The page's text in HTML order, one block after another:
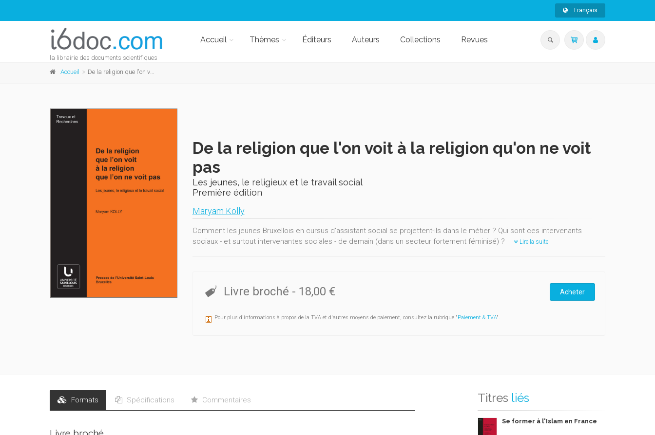
Français
la librairie des documents scientifiques
Accueil Thèmes Éditeurs Auteurs Collections Revues
Accueil De la religion que l'on voit à la religion qu'on ne voit pas
De la religion que l'on voit à la religion qu'on ne voit
pas
Les jeunes, le religieux et le travail social
Première édition
Maryam Kolly
Comment les jeunes Bruxellois en cursus d'assistant social se projettent-ils dans le métier ? Qui sont ces intervenants
sociaux - et surtout intervenantes sociales - de demain (dans un secteur fortement féminisé) ?
Lire la suite
Livre broché - 18,00 € Acheter
Pour plus d'informations à propos de la TVA et d'autres moyens de paiement, consultez la rubrique "Paiement & TVA".
Formats Spécifications Commentaires Titres liés
Se former à l'Islam en France